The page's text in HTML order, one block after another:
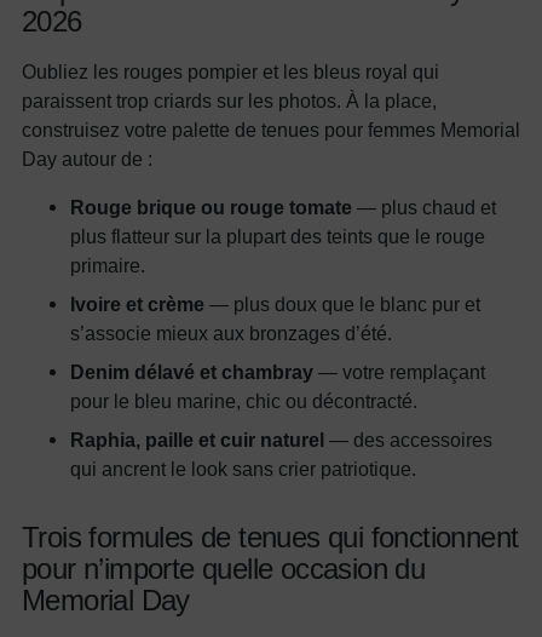
2026
Oubliez les rouges pompier et les bleus royal qui
paraissent trop criards sur les photos. À la place,
construisez votre palette de tenues pour femmes Memorial
Day autour de :
Rouge brique ou rouge tomate — plus chaud et
plus flatteur sur la plupart des teints que le rouge
primaire.
Ivoire et crème — plus doux que le blanc pur et
s’associe mieux aux bronzages d’été.
Denim délavé et chambray — votre remplaçant
pour le bleu marine, chic ou décontracté.
Raphia, paille et cuir naturel — des accessoires
qui ancrent le look sans crier patriotique.
Trois formules de tenues qui fonctionnent
pour n’importe quelle occasion du
Memorial Day